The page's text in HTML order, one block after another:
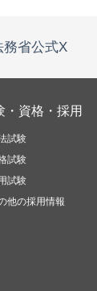
務省公式X
・資格・採用
試験
試験
試験
他の採用情報